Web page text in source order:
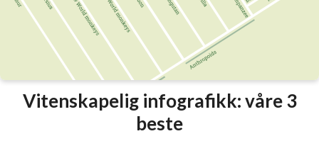
Vitenskapelig infografikk: våre 3
beste